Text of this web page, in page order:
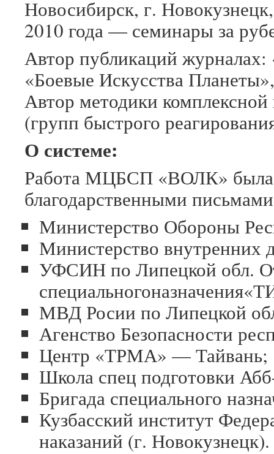
Новосибирск, г.
2010 года — семинары за
Автор публикаций
«Боевые Искусства
Автор методики
(групп быстрого
О системе:
Работа МЦБСП «ВОЛК» была
благодарственными
Министерство Обороны
Министерство внутренних
УФСИН по Липецкой обл.
МВД Росии по Липецкой
Агенство Безопасности
Центр «ТРМА» — Тайвань;
Школа спец подготовки
Бригада специального
Кузбасский институт
наказаний (г. Новокузнецк).